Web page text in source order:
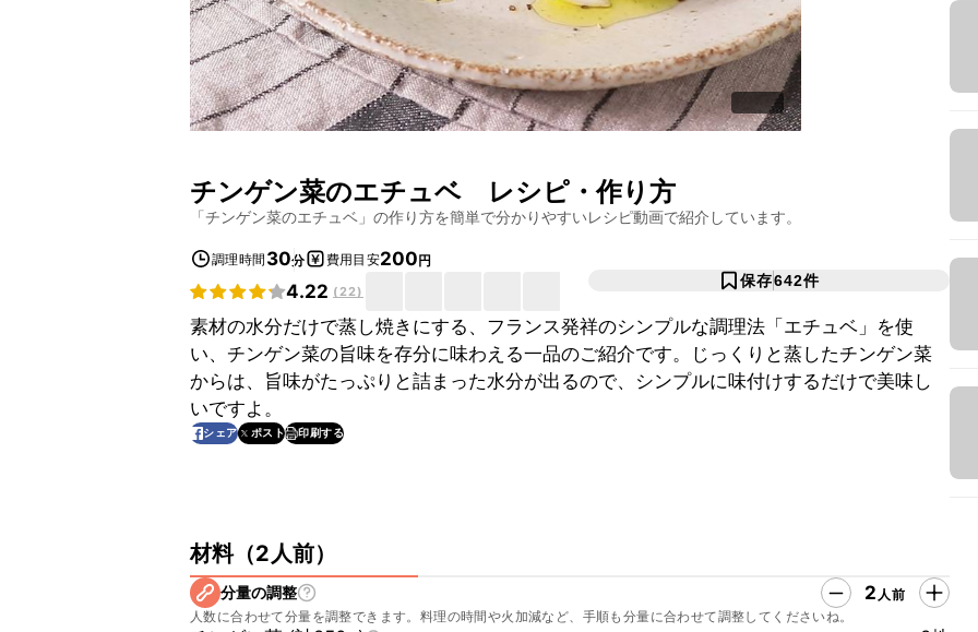
チンゲン菜のエチュベ レシピ・作り方
「チンゲン菜のエチュベ 」の作り方を簡単で分かりやすいレシピ動画で紹介しています。
調理時間 30分 費用目安200円
4.22 (22)
保存642件
素材の水分だけで蒸し焼きにする、フランス発祥のシンプルな調理法「エチュベ」を使
い、チンゲン菜の旨味を存分に味わえる一品のご紹介です。じっくりと蒸したチンゲン菜
からは、旨味がたっぷりと詰まった水分が出るので、シンプルに味付けするだけで美味し
いですよ。
シェア ポスト 印刷する
材料（2人前）
分量の調整 2 人前
人数に合わせて分量を調整できます。料理の時間や火加減など、手順も分量に合わせて調整してくださいね。